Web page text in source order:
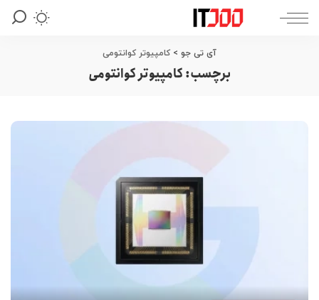
آی تی جو > کامپیوتر کوانتومی
برچسب:کامپیوتر کوانتومی